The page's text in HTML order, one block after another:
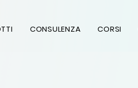
CONSULENZA CORSI